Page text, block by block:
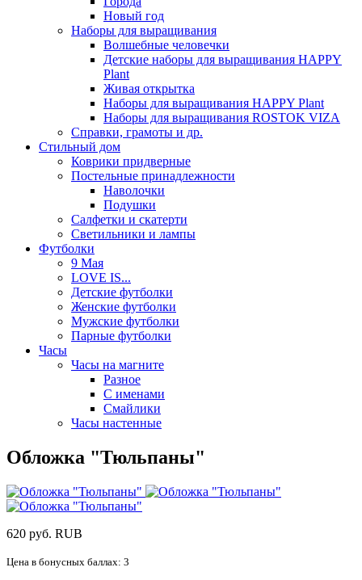
Новый год
Наборы для выращивания
Волшебные человечки
Детские наборы для выращивания HAPPY
Plant
Живая открытка
Наборы для выращивания HAPPY Plant
Наборы для выращивания ROSTOK VIZA
Справки, грамоты и др.
Стильный дом
Коврики придверные
Постельные принадлежности
Наволочки
Подушки
Салфетки и скатерти
Светильники и лампы
Футболки
9 Мая
LOVE IS...
Детские футболки
Женские футболки
Мужские футболки
Парные футболки
Часы
Часы на магните
Разное
С именами
Смайлики
Часы настенные
Обложка "Тюльпаны"
620 руб. RUB
Цена в бонусных баллах: 3